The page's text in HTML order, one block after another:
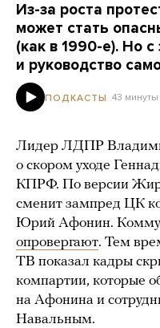
Из-за роста
может стать
(как в 1990-е). Но
и руководство
ПОДКАСТЫ 43 минуты
Лидер ЛДПР
о скором уходе
КПРФ. По версии
сменит зампред ЦК
Юрий Афонин.
опровергают. Тем
ТВ показал кадры
компартии, которые
на Афонина и
Навальным.